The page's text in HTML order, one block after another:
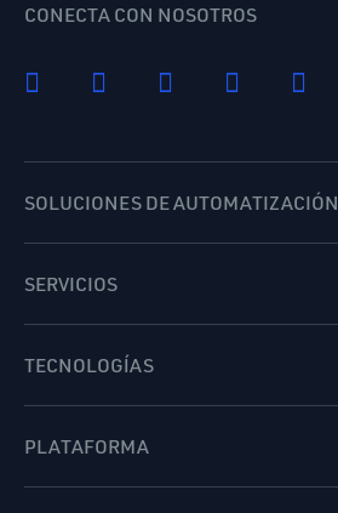
CONECTA CON NOSOTROS
SOLUCIONES DE AUTOMATIZACIÓN
SERVICIOS
TECNOLOGÍAS
PLATAFORMA